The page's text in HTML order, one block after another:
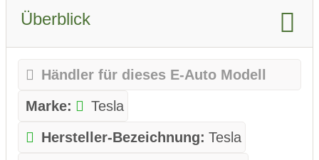
Überblick
Händler für dieses E-Auto Modell
Marke:
Tesla
Hersteller-Bezeichnung: Tesla